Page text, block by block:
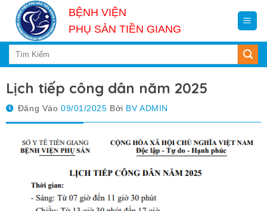
content
BỆNH VIỆN
PHỤ SẢN TIỀN GIANG
Lịch tiếp công dân năm 2025
Đăng Vào 09/01/2025 Bởi BV ADMIN